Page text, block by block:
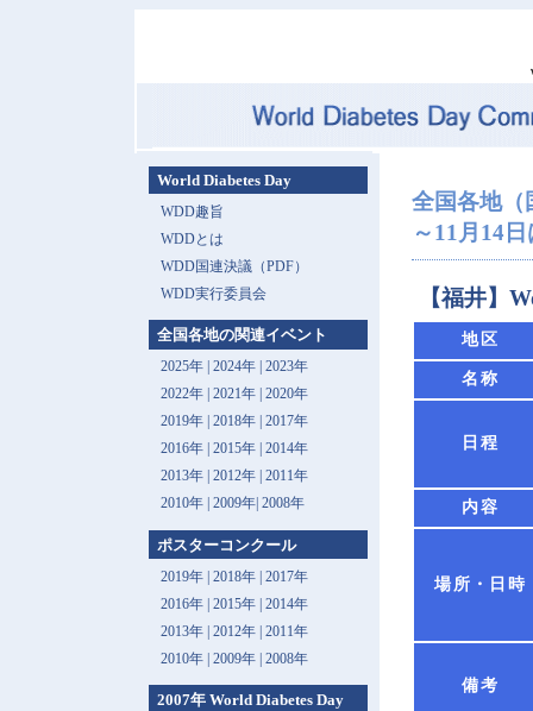
全国各地（
～11月14
【福井】
地区
名称
日程
内容
場所・日時
備考
World Diabetes Day
WDD趣旨
WDDとは
WDD国連決議（PDF）
WDD実行委員会
全国各地の関連イベント
2025年| 2024年| 2023年
2022年| 2021年| 2020年
2019年| 2018年| 2017年
2016年| 2015年| 2014年
2013年 | 2012年| 2011年
2010年| 2009年| 2008年
ポスターコンクール
2019年 | 2018年 | 2017年
2016年 | 2015年 | 2014年
2013年 | 2012年 | 2011年
2010年 | 2009年 | 2008年
2007年 World Diabetes Day